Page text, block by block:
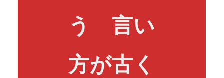
う 言い
方が古く